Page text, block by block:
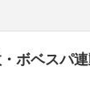
ボベスパ